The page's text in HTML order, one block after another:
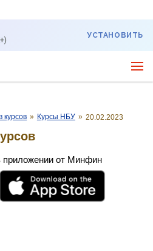
УСТАНОВИТЬ
курсов » Курсы НБУ » 20.02.2023
приложении от Минфин